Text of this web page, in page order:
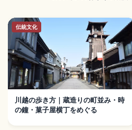
伝統文化
川越の歩き方｜蔵造りの町並み・時
の鐘・菓子屋横丁をめぐる